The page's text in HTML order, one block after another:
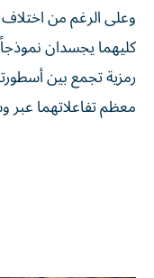
وعلى الرغم من اختلاف
كليهما يجسدان نموذجاً
رمزية تجمع بين
معظم تفاعلاتهما عبر